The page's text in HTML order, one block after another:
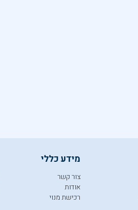
מידע כללי
צור קשר
אודות
רכישת מנוי